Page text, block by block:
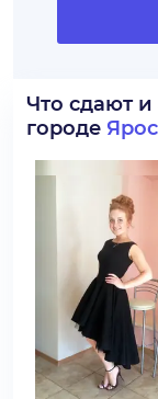
Что сдают
городе